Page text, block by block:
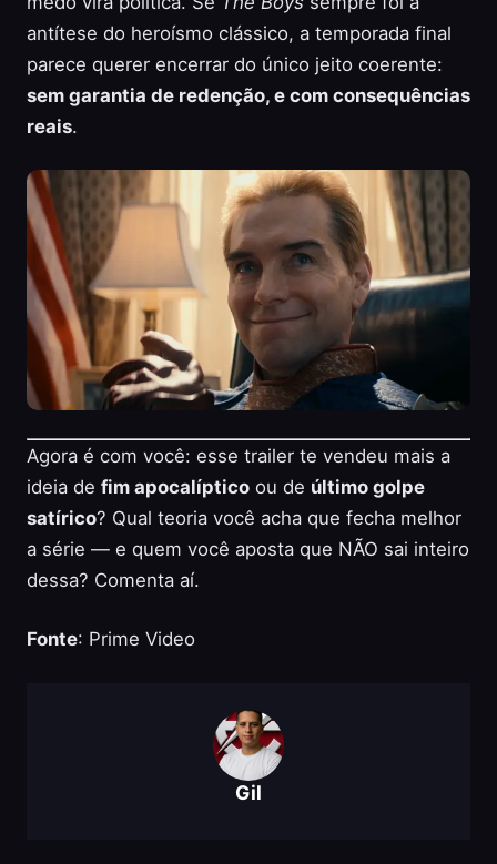
antítese do heroísmo clássico, a temporada final
parece querer encerrar do único jeito coerente:
sem garantia de redenção, e com consequências
reais.
Agora é com você: esse trailer te vendeu mais a
ideia de fim apocalíptico ou de último golpe
satírico? Qual teoria você acha que fecha melhor
a série — e quem você aposta que NÃO sai inteiro
dessa? Comenta aí.
Fonte: Prime Video
Gil